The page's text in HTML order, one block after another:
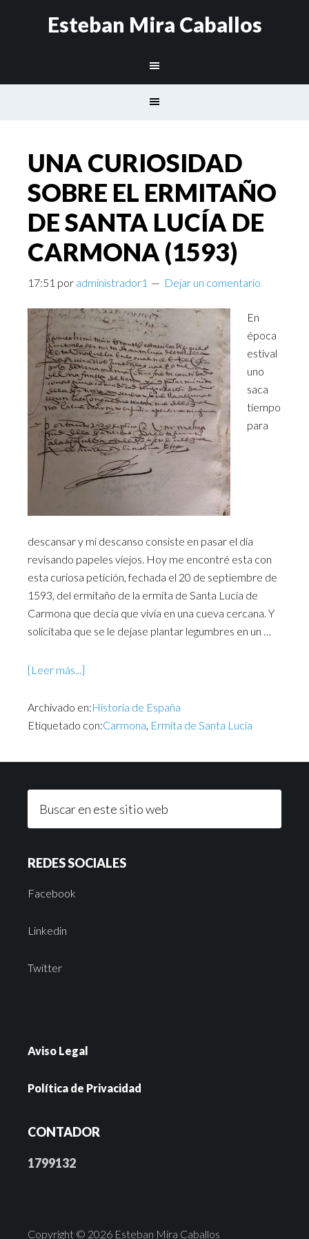
Esteban Mira Caballos
UNA CURIOSIDAD
SOBRE EL ERMITAÑO
DE SANTA LUCÍA DE
CARMONA (1593)
17:51 por administrador1 Dejar un comentario
En
época
estival
uno
saca
tiempo
para
descansar y mi descanso consiste en pasar el día
revisando papeles viejos. Hoy me encontré esta con
esta curiosa petición, fechada el 20 de septiembre de
1593, del ermitaño de la ermita de Santa Lucía de
Carmona que decía que vivía en una cueva cercana. Y
solicitaba que se le dejase plantar legumbres en un …
[Leer más...]
Archivado en:Historia de España
Etiquetado con:Carmona, Ermita de Santa Lucía
REDES SOCIALES
Facebook
Linkedin
Twitter
Aviso Legal
Política de Privacidad
CONTADOR
1799132
Copyright © 2026 Esteban Mira Caballos